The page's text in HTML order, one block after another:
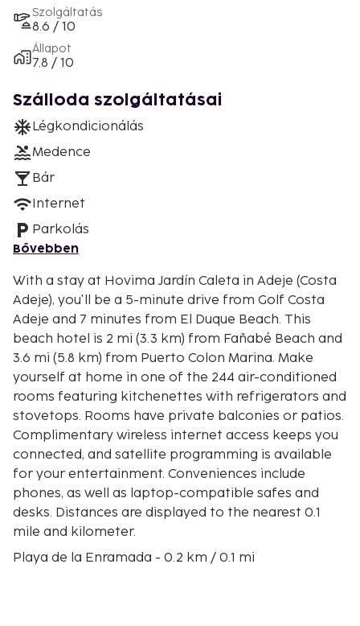
Szolgáltatás
8.6 / 10
Állapot
7.8 / 10
Szálloda szolgáltatásai
Légkondicionálás
Medence
Bár
Internet
Parkolás
Bővebben
With a stay at Hovima Jardín Caleta in Adeje (Costa
Adeje), you'll be a 5-minute drive from Golf Costa
Adeje and 7 minutes from El Duque Beach. This
beach hotel is 2 mi (3.3 km) from Fañabé Beach and
3.6 mi (5.8 km) from Puerto Colon Marina. Make
yourself at home in one of the 244 air-conditioned
rooms featuring kitchenettes with refrigerators and
stovetops. Rooms have private balconies or patios.
Complimentary wireless internet access keeps you
connected, and satellite programming is available
for your entertainment. Conveniences include
phones, as well as laptop-compatible safes and
desks. Distances are displayed to the nearest 0.1
mile and kilometer.
Playa de la Enramada - 0.2 km / 0.1 mi